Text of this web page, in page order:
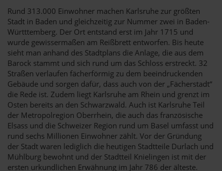
Rund 313.000 Einwohner machen Karlsruhe zur größten
Stadt in Baden und gleichzeitig zur Nummer zwei in Baden-
Württtemberg. Der Ort entstand erst im Jahr 1715 und
wurde gewissermaßen am Reißbrett entworfen. Bis heute
sieht man anhand des Stadtplans die Anlage, die aus dem
Barock stammt und sich rund um das Schloss erstreckt. 32
Straßen verlaufen fächerförmig zu dem beeindruckenden
Gebäude und sorgen dafür, dass auch von der „Fächerstadt“
die Rede ist. Zudem liegt Karlsruhe am Rhein und grenzt im
Osten bereits an den Schwarzwald. Auch ist Karlsruhe Teil
der Metropolregion Oberrhein, die auch das französische
Elsass und die Schweizer Region rund um Basel umfasst und
rund sechs Millionen Einwohner zählt. Vor der Gründung
der Stadt waren lediglich die heutigen Stadtteile Durlach und
Mühlburg bewohnt und der Stadtteil Knielingen ist mit der
ersten urkundlichen Erwähnung im Jahr 786 der älteste.